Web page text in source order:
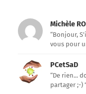
Michèle
“Bonjour,
vous pour
PCetSaD
“De rien...
partager ;-)